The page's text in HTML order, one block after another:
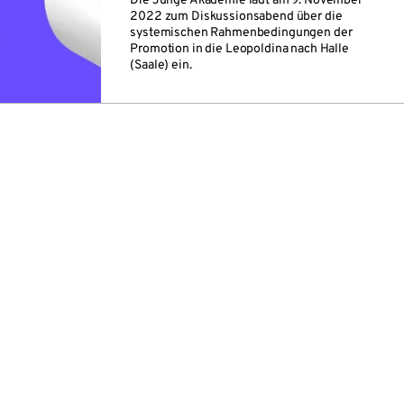
2022 zum Diskussionsabend über die
systemischen Rahmenbedingungen der
Promotion in die Leopoldina nach Halle
(Saale) ein.